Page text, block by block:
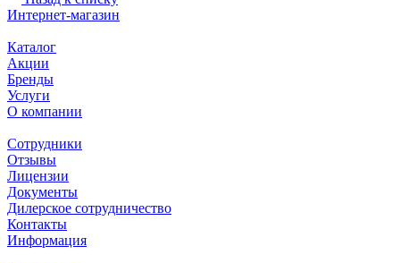
Интернет-магазин
Каталог
Акции
Бренды
Услуги
О компании
Сотрудники
Отзывы
Лицензии
Документы
Дилерское сотрудничество
Контакты
Информация